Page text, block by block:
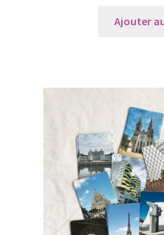
Ajouter